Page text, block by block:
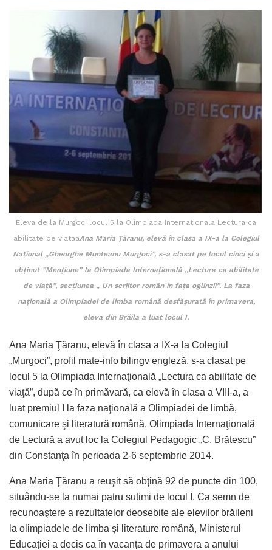
Eleva de la Murgoci locul 5 la Olimpiada Internationala Lectura ca
abilitate de viataaAna Maria Ţăranu, elevă în clasa a IX-a la Colegiul
Național „Gheorghe Munteanu Murgoci”, s-a clasat pe locul cinci și a
obținut ”Mențiune” la Olimpiada Internațională „Lectura ca abilitate
de viaţă”, secțiunea „ Un scriitor român în faţa oglinzii”. La faza
națională a Olimpiadei de limba română desfășurată în primavera,
eleva din Brăila a luat locul I.
Ana Maria Ţăranu, elevă în clasa a IX-a la Colegiul
„Murgoci”, profil mate-info bilingv engleză, s-a clasat pe
locul 5 la Olimpiada Internaţională „Lectura ca abilitate de
viaţă”, după ce în primăvară, ca elevă în clasa a VIII-a, a
luat premiul I la faza naţională a Olimpiadei de limbă,
comunicare şi literatură română. Olimpiada Internaţională
de Lectură a avut loc la Colegiul Pedagogic „C. Brătescu”
din Constanţa în perioada 2-6 septembrie 2014.
Ana Maria Ţăranu a reuşit să obţină 92 de puncte din 100,
situându-se la numai patru sutimi de locul I. Ca semn de
recunoaştere a rezultatelor deosebite ale elevilor brăileni
la olimpiadele de limba și literature română, Ministerul
Educației a decis ca în vacanța de primavera a anului